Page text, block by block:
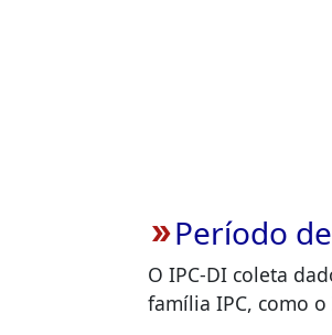
double_arrow Período
O IPC-DI coleta
família IPC, como o